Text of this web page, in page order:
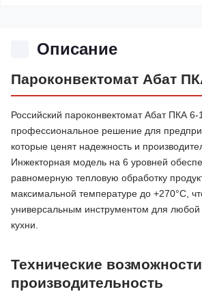
Описание
Пароконвектомат Абат
Российский пароконвектомат Абат ПКА
профессиональное решение для
которые ценят надежность и
Инжекторная модель на 6 уровней
равномерную тепловую обработку
максимальной температуре до +270°C,
универсальным инструментом для
кухни.
Технические
производительность